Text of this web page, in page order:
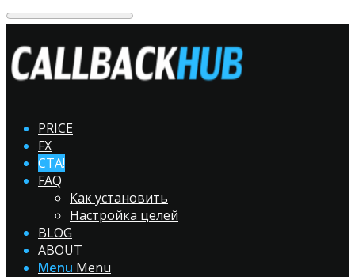
PRICE
FX
CTA!
FAQ
Как установить
Настройка целей
BLOG
ABOUT
Menu Menu